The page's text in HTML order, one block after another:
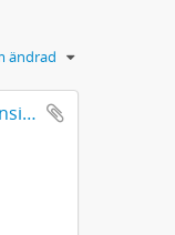
ändrad
Amours De Monsieur L'abbé Roquette avec Mademoiselle de Montauzier par Monsieur L'abbé Le Camus 1667